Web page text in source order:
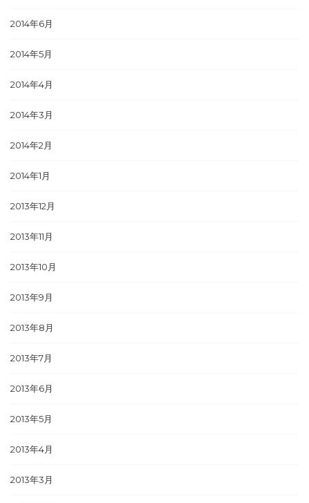
2014年6月
2014年5月
2014年4月
2014年3月
2014年2月
2014年1月
2013年12月
2013年11月
2013年10月
2013年9月
2013年8月
2013年7月
2013年6月
2013年5月
2013年4月
2013年3月